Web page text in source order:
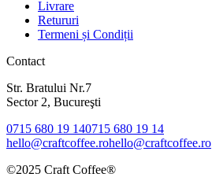
Livrare
Retururi
Termeni și Condiții
Contact
Str. Bratului Nr.7
Sector 2, Bucureşti
0715 680 19 140715 680 19 14
hello@craftcoffee.rohello@craftcoffee.ro
©2025 Craft Coffee®